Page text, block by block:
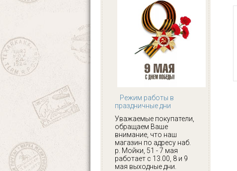
Режим работы в
праздничные дни
Уважаемые покупатели,
обращаем Ваше
внимание, что наш
магазин по адресу наб.
р. Мойки, 51 - 7 мая
работает с 13.00, 8 и 9
мая выходные дни.